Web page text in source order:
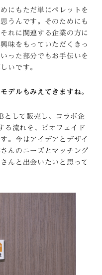
にもただ単にペレットを
うんです。そのためにも
れに関連する企業の方に
味をもっていただくきっ
った部分でもお手伝いを
いです。
デルもみえてきますね。
として販売し、コラボ企
る流れを、ビオフェイド
。今はアイデアとデザイ
んのニーズとマッチング
んと出会いたいと思って